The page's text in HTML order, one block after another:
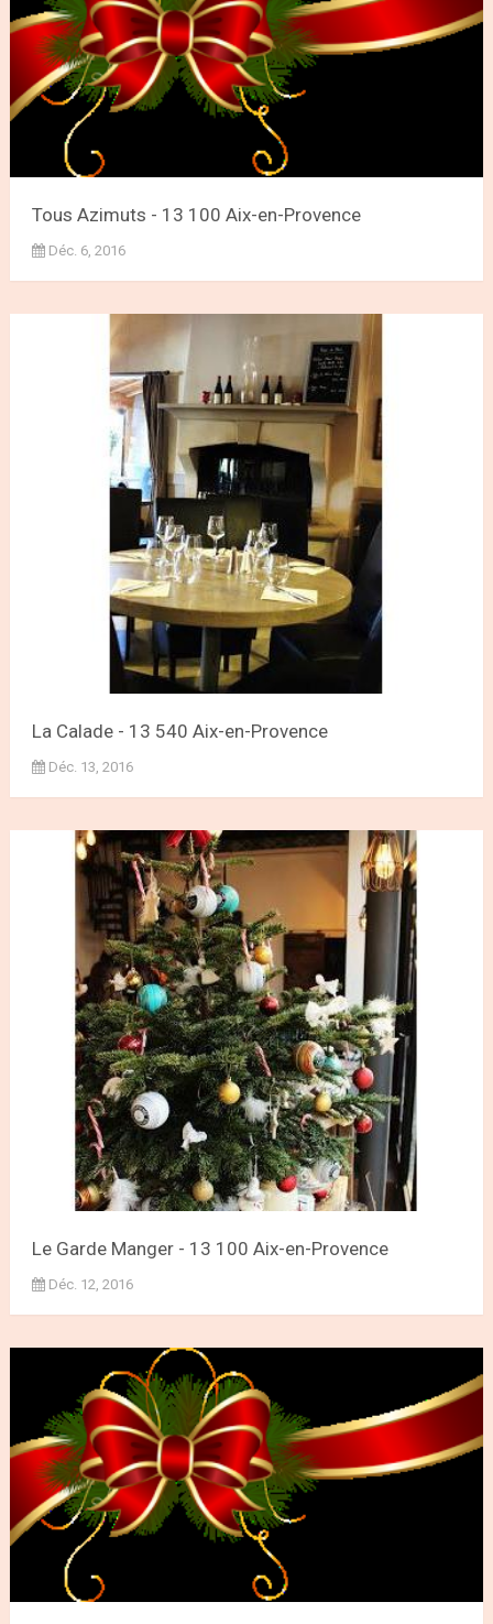
Tous Azimuts - 13 100 Aix-en-Provence
Déc. 6, 2016
La Calade - 13 540 Aix-en-Provence
Déc. 13, 2016
Le Garde Manger - 13 100 Aix-en-Provence
Déc. 12, 2016